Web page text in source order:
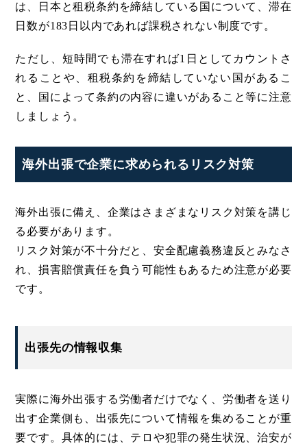
は、日本と租税条約を締結している国について、滞在
日数が183日以内であれば課税されない制度です。
ただし、短時間でも滞在すれば1日としてカウントさ
れることや、租税条約を締結していない国があるこ
と、国によって条約の内容に違いがあること等に注意
しましょう。
海外出張で企業に求められるリスク対策
海外出張に備え、企業はさまざまなリスク対策を講じ
る必要があります。
リスク対策が不十分だと、安全配慮義務違反とみなさ
れ、損害賠償責任を負う可能性もあるため注意が必要
です。
出張先の情報収集
実際に海外出張する労働者だけでなく、労働者を送り
出す企業側も、出張先について情報を集めることが重
要です。具体的には、テロや犯罪の発生状況、治安が